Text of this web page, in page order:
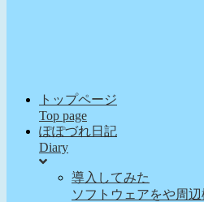
トップページ
Top page
ぽぽづれ日記
Diary
導入してみた
ソフトウェアをや周